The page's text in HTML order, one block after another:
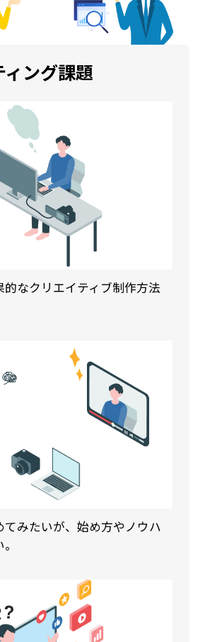
ィング課題
なクリエイティブ制作方法
てみたいが、始め方やノウハ